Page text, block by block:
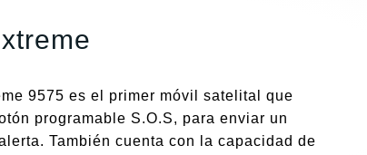
9575 es el primer móvil satelital que
programable S.O.S, para enviar un
También cuenta con la capacidad de